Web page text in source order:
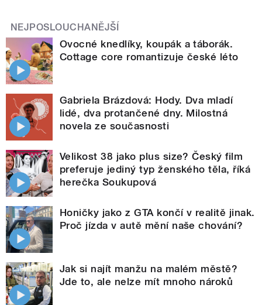
NEJPOSLOUCHANĚJŠÍ
Ovocné knedlíky, koupák a táborák.
Cottage core romantizuje české léto
Gabriela Brázdová: Hody. Dva mladí
lidé, dva protančené dny. Milostná
novela ze současnosti
Velikost 38 jako plus size? Český film
preferuje jediný typ ženského těla, říká
herečka Soukupová
Honičky jako z GTA končí v realitě jinak.
Proč jízda v autě mění naše chování?
Jak si najít manžu na malém městě?
Jde to, ale nelze mít mnoho nároků